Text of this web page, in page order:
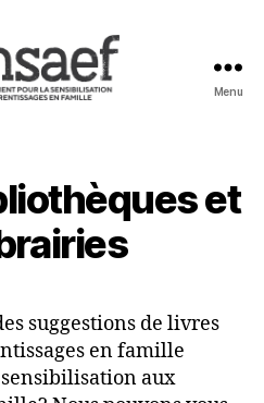
Menu
et
suggestions de livres
en famille
aux